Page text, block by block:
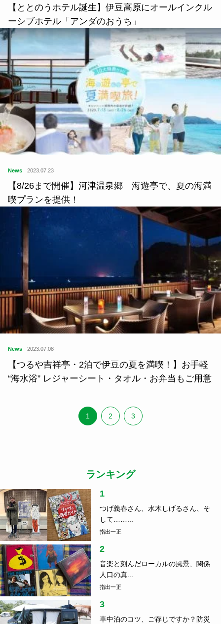
【ととのうホテル誕生】伊豆高原にオールインクル
ーシブホテル「アンダのおうち」
News 2023.07.23
【8/26まで開催】河津温泉郷 海遊亭で、夏の海満
喫プランを提供！
News 2023.07.08
【つるや吉祥亭・2泊で伊豆の夏を満喫！】お手軽
“海水浴” レジャーシート・タオル・お弁当もご用意
1 2 3
ランキング
1
つげ義春さん、水木しげるさん、そ
して……...
指出一正
2
音楽と刻んだローカルの風景、関係
人口の真...
指出一正
3
車中泊のコツ、ご存じですか？防災